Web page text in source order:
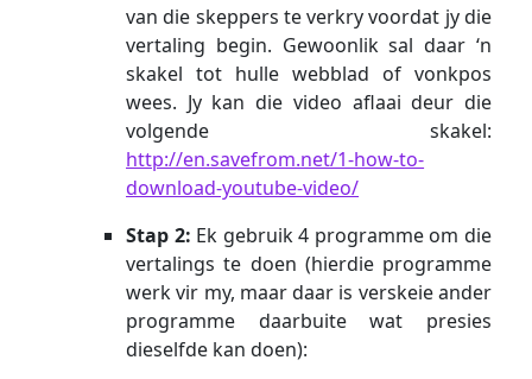
van die skeppers te verkry voordat jy die
vertaling begin. Gewoonlik sal daar ‘n
skakel tot hulle webblad of vonkpos
wees. Jy kan die video aflaai deur die
volgende skakel:
http://en.savefrom.net/1-how-to-
download-youtube-video/
Stap 2: Ek gebruik 4 programme om die
vertalings te doen (hierdie programme
werk vir my, maar daar is verskeie ander
programme daarbuite wat presies
dieselfde kan doen):